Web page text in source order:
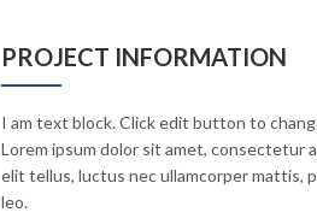
PROJECT INFORMATION
I am text block. Click edit button to
Lorem ipsum dolor sit amet, consectetur
elit tellus, luctus nec ullamcorper mattis,
leo.